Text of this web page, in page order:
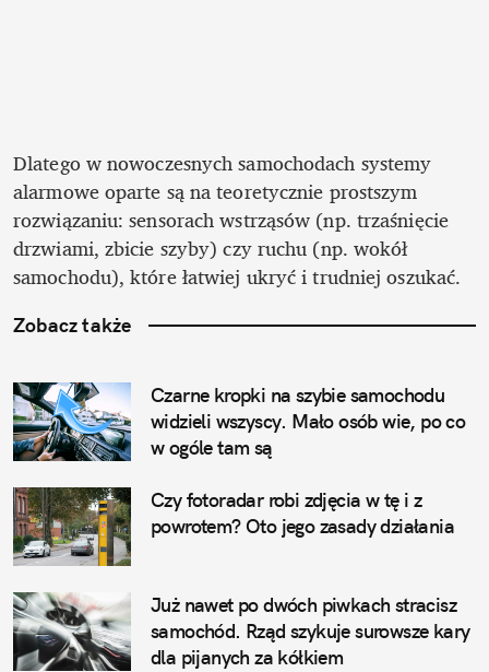
Dlatego w nowoczesnych samochodach systemy
alarmowe oparte są na teoretycznie prostszym
rozwiązaniu: sensorach wstrząsów (np. trzaśnięcie
drzwiami, zbicie szyby) czy ruchu (np. wokół
samochodu), które łatwiej ukryć i trudniej oszukać.
Zobacz także
Czarne kropki na szybie samochodu
widzieli wszyscy. Mało osób wie, po co
w ogóle tam są
Czy fotoradar robi zdjęcia w tę i z
powrotem? Oto jego zasady działania
Już nawet po dwóch piwkach stracisz
samochód. Rząd szykuje surowsze kary
dla pijanych za kółkiem